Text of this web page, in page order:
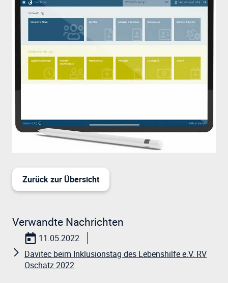
Zurück zur Übersicht
Verwandte Nachrichten
11.05.2022
Davitec beim Inklusionstag des Lebenshilfe e.V. RV
Oschatz 2022